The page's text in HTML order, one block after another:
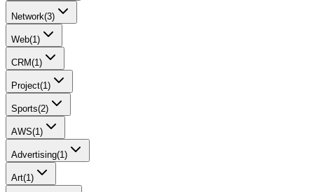
Network(3)
Web(1)
CRM(1)
Project(1)
Sports(2)
AWS(1)
Advertising(1)
Art(1)